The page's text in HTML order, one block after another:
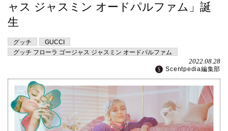
ャス ジャスミン オードパルファム」誕
生
グッチ
GUCCI
グッチ フローラ ゴージャス ジャスミン オードパルファム
2022.08.28
Scentpedia編集部